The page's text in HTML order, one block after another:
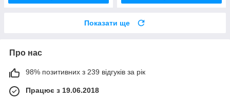
Показати ще
Про нас
98% позитивних з 239 відгуків за рік
Працює з 19.06.2018